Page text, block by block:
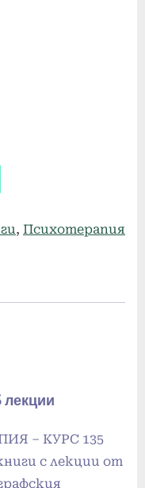
, Психотерапия
– КУРС 135
с лекции от